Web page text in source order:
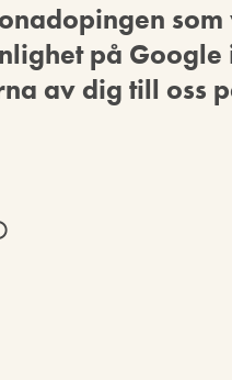
på
av dig till oss